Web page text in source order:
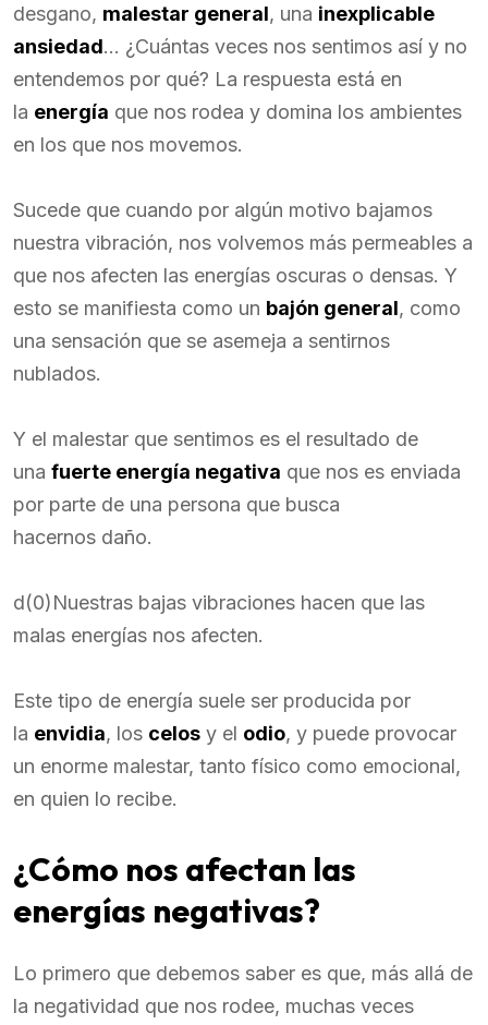
desgano, malestar general, una inexplicable
ansiedad… ¿Cuántas veces nos sentimos así y no
entendemos por qué? La respuesta está en
la energía que nos rodea y domina los ambientes
en los que nos movemos.
Sucede que cuando por algún motivo bajamos
nuestra vibración, nos volvemos más permeables a
que nos afecten las energías oscuras o densas. Y
esto se manifiesta como un bajón general, como
una sensación que se asemeja a sentirnos
nublados.
Y el malestar que sentimos es el resultado de
una fuerte energía negativa que nos es enviada
por parte de una persona que busca
hacernos daño.
d(0)Nuestras bajas vibraciones hacen que las
malas energías nos afecten.
Este tipo de energía suele ser producida por
la envidia, los celos y el odio, y puede provocar
un enorme malestar, tanto físico como emocional,
en quien lo recibe.
¿Cómo nos afectan las
energías negativas?
Lo primero que debemos saber es que, más allá de
la negatividad que nos rodee, muchas veces